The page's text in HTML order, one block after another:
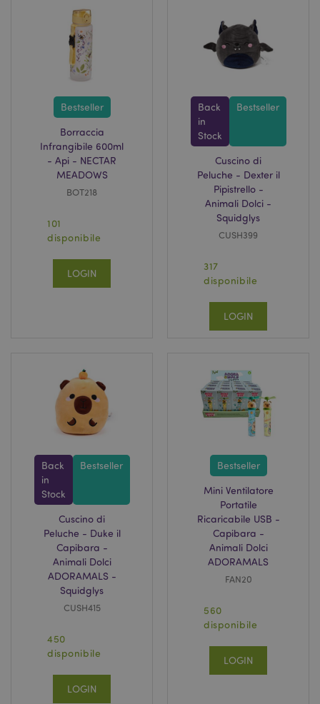
Bestseller
Borraccia
Infrangibile 600ml
- Api - NECTAR
MEADOWS
BOT218
101
disponibile
LOGIN
Back
in
Stock
Bestseller
Cuscino di
Peluche - Dexter il
Pipistrello -
Animali Dolci -
Squidglys
CUSH399
317
disponibile
LOGIN
Back
in
Stock
Bestseller
Cuscino di
Peluche - Duke il
Capibara -
Animali Dolci
ADORAMALS -
Squidglys
CUSH415
450
disponibile
LOGIN
Bestseller
Mini Ventilatore
Portatile
Ricaricabile USB -
Capibara -
Animali Dolci
ADORAMALS
FAN20
560
disponibile
LOGIN